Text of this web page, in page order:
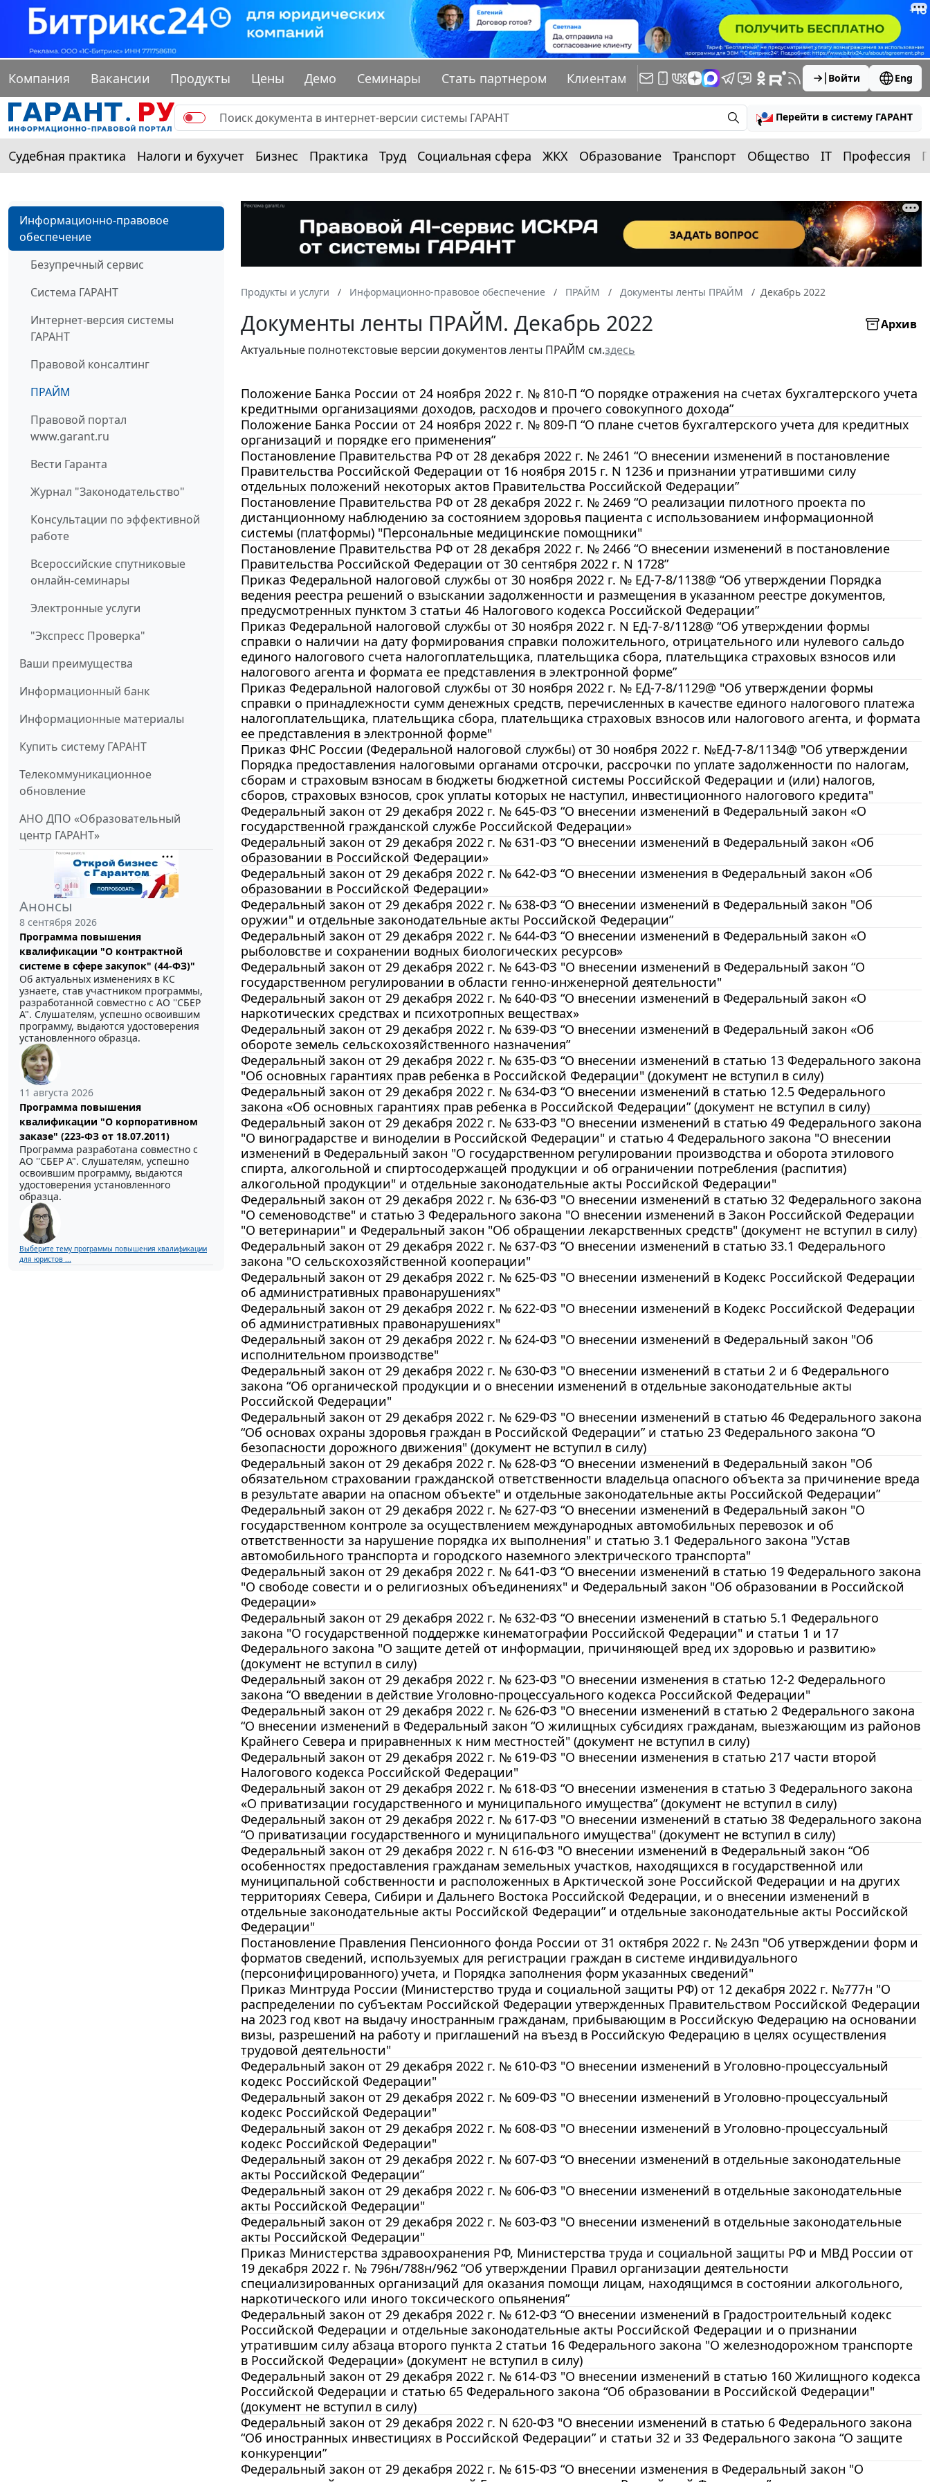
Компания Вакансии Продукты Цены Демо Семинары Стать партнером Клиентам Войти Eng
Перейти в систему ГАРАНТ
Судебная практика Налоги и бухучет Бизнес Практика Труд Социальная сфера ЖКХ Образование Транспорт Общество IT Профессия
Информационно-правовое
обеспечение
Безупречный сервис
Система ГАРАНТ
Интернет-версия системы
ГАРАНТ
Правовой консалтинг
ПРАЙМ
Правовой портал
www.garant.ru
Вести Гаранта
Журнал "Законодательство"
Консультации по эффективной
работе
Всероссийские спутниковые
онлайн-семинары
Электронные услуги
"Экспресс Проверка"
Ваши преимущества
Информационный банк
Информационные материалы
Купить систему ГАРАНТ
Телекоммуникационное
обновление
АНО ДПО «Образовательный
центр ГАРАНТ»
Анонсы
8 сентября 2026
Программа повышения
квалификации "О контрактной
системе в сфере закупок" (44-ФЗ)"
Об актуальных изменениях в КС
узнаете, став участником программы,
разработанной совместно с АО ''СБЕР
А". Слушателям, успешно освоившим
программу, выдаются удостоверения
установленного образца.
11 августа 2026
Программа повышения
квалификации "О корпоративном
заказе" (223-ФЗ от 18.07.2011)
Программа разработана совместно с
АО ''СБЕР А". Слушателям, успешно
освоившим программу, выдаются
удостоверения установленного
образца.
Выберите тему программы повышения квалификации
для юристов ...
Продукты и услуги Информационно-правовое обеспечение ПРАЙМ Документы ленты ПРАЙМ Декабрь 2022
Документы ленты ПРАЙМ. Декабрь 2022
Архив
Актуальные полнотекстовые версии документов ленты ПРАЙМ см.здесь
Положение Банка России от 24 ноября 2022 г. № 810-П “О порядке отражения на счетах бухгалтерского учета
кредитными организациями доходов, расходов и прочего совокупного дохода”
Положение Банка России от 24 ноября 2022 г. № 809-П “О плане счетов бухгалтерского учета для кредитных
организаций и порядке его применения”
Постановление Правительства РФ от 28 декабря 2022 г. № 2461 “О внесении изменений в постановление
Правительства Российской Федерации от 16 ноября 2015 г. N 1236 и признании утратившими силу
отдельных положений некоторых актов Правительства Российской Федерации”
Постановление Правительства РФ от 28 декабря 2022 г. № 2469 “О реализации пилотного проекта по
дистанционному наблюдению за состоянием здоровья пациента с использованием информационной
системы (платформы) "Персональные медицинские помощники"
Постановление Правительства РФ от 28 декабря 2022 г. № 2466 “О внесении изменений в постановление
Правительства Российской Федерации от 30 сентября 2022 г. N 1728”
Приказ Федеральной налоговой службы от 30 ноября 2022 г. № ЕД-7-8/1138@ “Об утверждении Порядка
ведения реестра решений о взыскании задолженности и размещения в указанном реестре документов,
предусмотренных пунктом 3 статьи 46 Налогового кодекса Российской Федерации”
Приказ Федеральной налоговой службы от 30 ноября 2022 г. N ЕД-7-8/1128@ “Об утверждении формы
справки о наличии на дату формирования справки положительного, отрицательного или нулевого сальдо
единого налогового счета налогоплательщика, плательщика сбора, плательщика страховых взносов или
налогового агента и формата ее представления в электронной форме”
Приказ Федеральной налоговой службы от 30 ноября 2022 г. № ЕД-7-8/1129@ "Об утверждении формы
справки о принадлежности сумм денежных средств, перечисленных в качестве единого налогового платежа
налогоплательщика, плательщика сбора, плательщика страховых взносов или налогового агента, и формата
ее представления в электронной форме"
Приказ ФНС России (Федеральной налоговой службы) от 30 ноября 2022 г. №ЕД-7-8/1134@ "Об утверждении
Порядка предоставления налоговыми органами отсрочки, рассрочки по уплате задолженности по налогам,
сборам и страховым взносам в бюджеты бюджетной системы Российской Федерации и (или) налогов,
сборов, страховых взносов, срок уплаты которых не наступил, инвестиционного налогового кредита"
Федеральный закон от 29 декабря 2022 г. № 645-ФЗ “О внесении изменений в Федеральный закон «О
государственной гражданской службе Российской Федерации»
Федеральный закон от 29 декабря 2022 г. № 631-ФЗ “О внесении изменений в Федеральный закон «Об
образовании в Российской Федерации»
Федеральный закон от 29 декабря 2022 г. № 642-ФЗ “О внесении изменения в Федеральный закон «Об
образовании в Российской Федерации»
Федеральный закон от 29 декабря 2022 г. № 638-ФЗ “О внесении изменений в Федеральный закон "Об
оружии" и отдельные законодательные акты Российской Федерации”
Федеральный закон от 29 декабря 2022 г. № 644-ФЗ “О внесении изменений в Федеральный закон «О
рыболовстве и сохранении водных биологических ресурсов»
Федеральный закон от 29 декабря 2022 г. № 643-ФЗ "О внесении изменений в Федеральный закон “О
государственном регулировании в области генно-инженерной деятельности"
Федеральный закон от 29 декабря 2022 г. № 640-ФЗ “О внесении изменений в Федеральный закон «О
наркотических средствах и психотропных веществах»
Федеральный закон от 29 декабря 2022 г. № 639-ФЗ “О внесении изменений в Федеральный закон «Об
обороте земель сельскохозяйственного назначения”
Федеральный закон от 29 декабря 2022 г. № 635-ФЗ “О внесении изменений в статью 13 Федерального закона
"Об основных гарантиях прав ребенка в Российской Федерации" (документ не вступил в силу)
Федеральный закон от 29 декабря 2022 г. № 634-ФЗ “О внесении изменений в статью 12.5 Федерального
закона «Об основных гарантиях прав ребенка в Российской Федерации” (документ не вступил в силу)
Федеральный закон от 29 декабря 2022 г. № 633-ФЗ "О внесении изменений в статью 49 Федерального закона
"О виноградарстве и виноделии в Российской Федерации" и статью 4 Федерального закона "О внесении
изменений в Федеральный закон "О государственном регулировании производства и оборота этилового
спирта, алкогольной и спиртосодержащей продукции и об ограничении потребления (распития)
алкогольной продукции" и отдельные законодательные акты Российской Федерации"
Федеральный закон от 29 декабря 2022 г. № 636-ФЗ "О внесении изменений в статью 32 Федерального закона
"О семеноводстве" и статью 3 Федерального закона "О внесении изменений в Закон Российской Федерации
"О ветеринарии" и Федеральный закон "Об обращении лекарственных средств" (документ не вступил в силу)
Федеральный закон от 29 декабря 2022 г. № 637-ФЗ “О внесении изменений в статью 33.1 Федерального
закона "О сельскохозяйственной кооперации"
Федеральный закон от 29 декабря 2022 г. № 625-ФЗ "О внесении изменений в Кодекс Российской Федерации
об административных правонарушениях"
Федеральный закон от 29 декабря 2022 г. № 622-ФЗ "О внесении изменений в Кодекс Российской Федерации
об административных правонарушениях"
Федеральный закон от 29 декабря 2022 г. № 624-ФЗ "О внесении изменений в Федеральный закон "Об
исполнительном производстве"
Федеральный закон от 29 декабря 2022 г. № 630-ФЗ "О внесении изменений в статьи 2 и 6 Федерального
закона “Об органической продукции и о внесении изменений в отдельные законодательные акты
Российской Федерации"
Федеральный закон от 29 декабря 2022 г. № 629-ФЗ "О внесении изменений в статью 46 Федерального закона
“Об основах охраны здоровья граждан в Российской Федерации” и статью 23 Федерального закона “О
безопасности дорожного движения" (документ не вступил в силу)
Федеральный закон от 29 декабря 2022 г. № 628-ФЗ “О внесении изменений в Федеральный закон "Об
обязательном страховании гражданской ответственности владельца опасного объекта за причинение вреда
в результате аварии на опасном объекте" и отдельные законодательные акты Российской Федерации”
Федеральный закон от 29 декабря 2022 г. № 627-ФЗ “О внесении изменений в Федеральный закон "О
государственном контроле за осуществлением международных автомобильных перевозок и об
ответственности за нарушение порядка их выполнения" и статью 3.1 Федерального закона "Устав
автомобильного транспорта и городского наземного электрического транспорта"
Федеральный закон от 29 декабря 2022 г. № 641-ФЗ “О внесении изменений в статью 19 Федерального закона
"О свободе совести и о религиозных объединениях" и Федеральный закон "Об образовании в Российской
Федерации»
Федеральный закон от 29 декабря 2022 г. № 632-ФЗ “О внесении изменений в статью 5.1 Федерального
закона "О государственной поддержке кинематографии Российской Федерации" и статьи 1 и 17
Федерального закона "О защите детей от информации, причиняющей вред их здоровью и развитию»
(документ не вступил в силу)
Федеральный закон от 29 декабря 2022 г. № 623-ФЗ "О внесении изменения в статью 12-2 Федерального
закона “О введении в действие Уголовно-процессуального кодекса Российской Федерации"
Федеральный закон от 29 декабря 2022 г. № 626-ФЗ "О внесении изменений в статью 2 Федерального закона
“О внесении изменений в Федеральный закон “О жилищных субсидиях гражданам, выезжающим из районов
Крайнего Севера и приравненных к ним местностей" (документ не вступил в силу)
Федеральный закон от 29 декабря 2022 г. № 619-ФЗ "О внесении изменения в статью 217 части второй
Налогового кодекса Российской Федерации"
Федеральный закон от 29 декабря 2022 г. № 618-ФЗ “О внесении изменения в статью 3 Федерального закона
«О приватизации государственного и муниципального имущества” (документ не вступил в силу)
Федеральный закон от 29 декабря 2022 г. № 617-ФЗ "О внесении изменений в статью 38 Федерального закона
“О приватизации государственного и муниципального имущества" (документ не вступил в силу)
Федеральный закон от 29 декабря 2022 г. N 616-ФЗ "О внесении изменений в Федеральный закон “Об
особенностях предоставления гражданам земельных участков, находящихся в государственной или
муниципальной собственности и расположенных в Арктической зоне Российской Федерации и на других
территориях Севера, Сибири и Дальнего Востока Российской Федерации, и о внесении изменений в
отдельные законодательные акты Российской Федерации” и отдельные законодательные акты Российской
Федерации"
Постановление Правления Пенсионного фонда России от 31 октября 2022 г. № 243п "Об утверждении форм и
форматов сведений, используемых для регистрации граждан в системе индивидуального
(персонифицированного) учета, и Порядка заполнения форм указанных сведений"
Приказ Минтруда России (Министерство труда и социальной защиты РФ) от 12 декабря 2022 г. №777н "О
распределении по субъектам Российской Федерации утвержденных Правительством Российской Федерации
на 2023 год квот на выдачу иностранным гражданам, прибывающим в Российскую Федерацию на основании
визы, разрешений на работу и приглашений на въезд в Российскую Федерацию в целях осуществления
трудовой деятельности"
Федеральный закон от 29 декабря 2022 г. № 610-ФЗ "О внесении изменений в Уголовно-процессуальный
кодекс Российской Федерации"
Федеральный закон от 29 декабря 2022 г. № 609-ФЗ "О внесении изменений в Уголовно-процессуальный
кодекс Российской Федерации"
Федеральный закон от 29 декабря 2022 г. № 608-ФЗ "О внесении изменений в Уголовно-процессуальный
кодекс Российской Федерации"
Федеральный закон от 29 декабря 2022 г. № 607-ФЗ “О внесении изменений в отдельные законодательные
акты Российской Федерации”
Федеральный закон от 29 декабря 2022 г. № 606-ФЗ "О внесении изменений в отдельные законодательные
акты Российской Федерации"
Федеральный закон от 29 декабря 2022 г. № 603-ФЗ "О внесении изменений в отдельные законодательные
акты Российской Федерации"
Приказ Министерства здравоохранения РФ, Министерства труда и социальной защиты РФ и МВД России от
19 декабря 2022 г. № 796н/788н/962 “Об утверждении Правил организации деятельности
специализированных организаций для оказания помощи лицам, находящимся в состоянии алкогольного,
наркотического или иного токсического опьянения”
Федеральный закон от 29 декабря 2022 г. № 612-ФЗ “О внесении изменений в Градостроительный кодекс
Российской Федерации и отдельные законодательные акты Российской Федерации и о признании
утратившим силу абзаца второго пункта 2 статьи 16 Федерального закона "О железнодорожном транспорте
в Российской Федерации» (документ не вступил в силу)
Федеральный закон от 29 декабря 2022 г. № 614-ФЗ "О внесении изменений в статью 160 Жилищного кодекса
Российской Федерации и статью 65 Федерального закона “Об образовании в Российской Федерации"
(документ не вступил в силу)
Федеральный закон от 29 декабря 2022 г. N 620-ФЗ "О внесении изменений в статью 6 Федерального закона
“Об иностранных инвестициях в Российской Федерации” и статьи 32 и 33 Федерального закона “О защите
конкуренции”
Федеральный закон от 29 декабря 2022 г. № 615-ФЗ “О внесении изменения в Федеральный закон "О